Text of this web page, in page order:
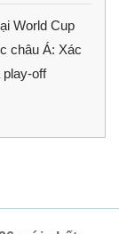
World Cup
châu Á: Xác
play-off